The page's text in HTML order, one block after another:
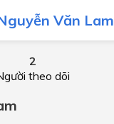
Văn Lam
2
theo dõi